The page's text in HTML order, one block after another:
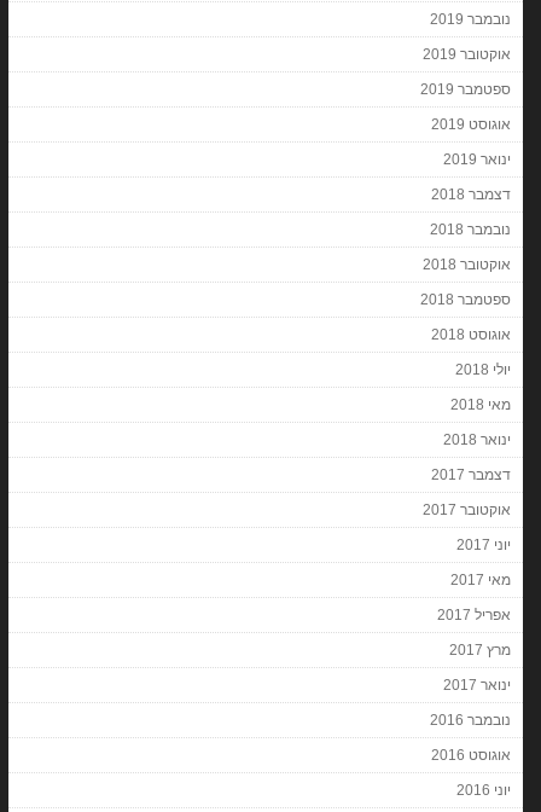
נובמבר 2019
אוקטובר 2019
ספטמבר 2019
אוגוסט 2019
ינואר 2019
דצמבר 2018
נובמבר 2018
אוקטובר 2018
ספטמבר 2018
אוגוסט 2018
יולי 2018
מאי 2018
ינואר 2018
דצמבר 2017
אוקטובר 2017
יוני 2017
מאי 2017
אפריל 2017
מרץ 2017
ינואר 2017
נובמבר 2016
אוגוסט 2016
יוני 2016